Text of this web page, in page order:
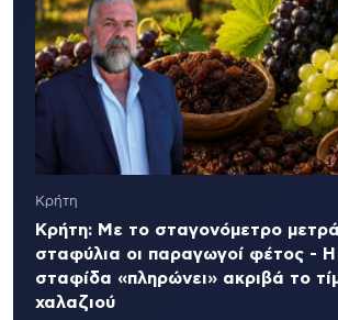
Κρήτη
Κρήτη: Με το σταγονόμετρο
σταφύλια οι παραγωγοί φέτος - Η
σταφίδα «πληρώνει» ακριβά το
χαλαζιού